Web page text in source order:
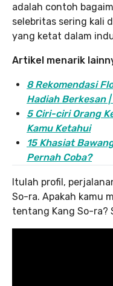
adalah contoh
selebritas sering kali
yang ketat dalam
Artikel menarik
8 Rekomendasi
Hadiah Berkesan
5 Ciri-ciri Orang
Kamu Ketahui
15 Khasiat
Pernah Coba?
Itulah profil,
So-ra. Apakah kamu
tentang Kang So-ra?